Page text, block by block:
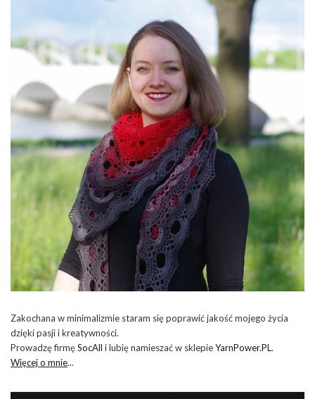
Zakochana w minimalizmie staram się poprawić jakość mojego życia
dzięki pasji i kreatywności.
Prowadzę firmęSocAll i lubię namieszać w sklepieYarnPower.PL.
Więcej o mnie...